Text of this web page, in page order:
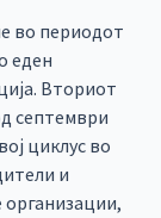
во периодот
еден
Вториот
септември
циклус во
и